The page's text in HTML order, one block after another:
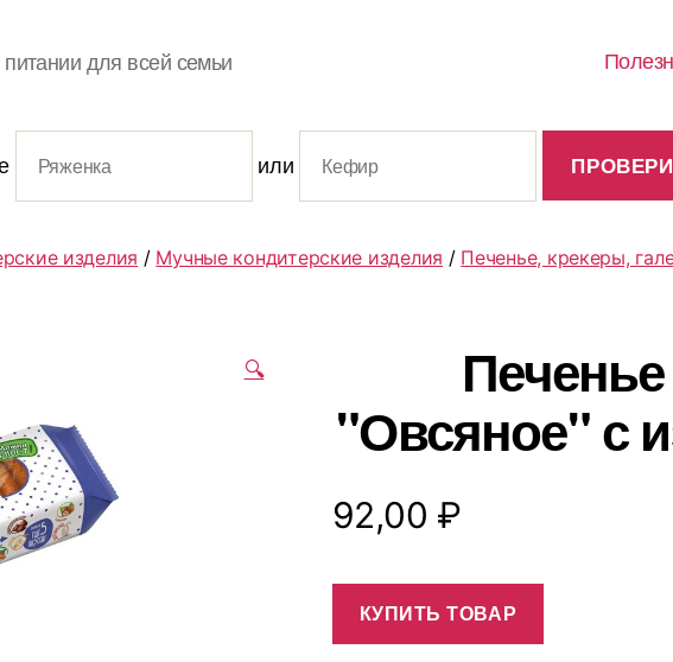
для всей семьи
или
изделия / Мучные кондитерские изделия / Печенье, крекеры,
🔍
"Овсяное" с
92,00 ₽
КУПИТЬ ТОВАР